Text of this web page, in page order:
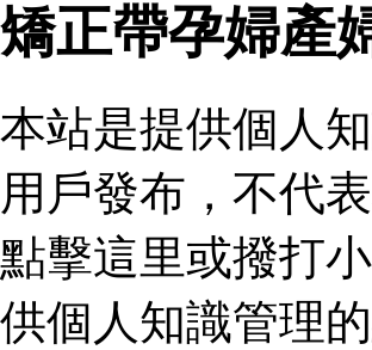
矯正帶孕婦產
本站是提供個人
用戶發布，不代
點擊這里或撥打
供個人知識管理